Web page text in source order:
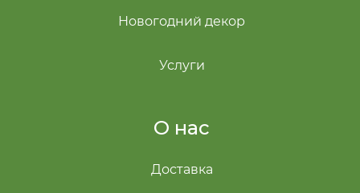
О нас
Доставка
Услуги
Новогодний декор